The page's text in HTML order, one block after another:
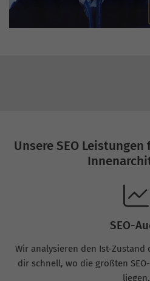
Unsere SEO
SEO-
Wir analysieren den Ist-Zustand
dir schnell, wo die größten
liegen.